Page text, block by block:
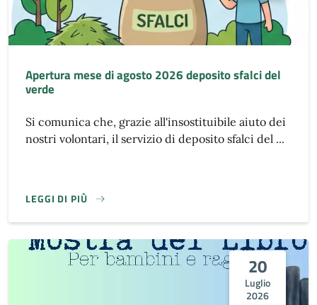
Apertura mese di agosto 2026 deposito sfalci del
verde
Si comunica che, grazie all'insostituibile aiuto dei
nostri volontari, il servizio di deposito sfalci del ...
LEGGI DI PIÙ
20
Luglio
2026